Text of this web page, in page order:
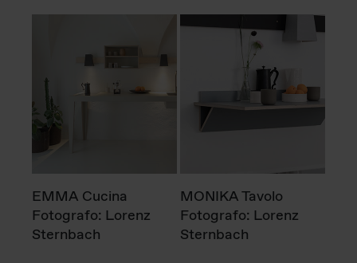
EMMA Cucina
Fotografo: Lorenz
Sternbach
MONIKA Tavolo
Fotografo: Lorenz
Sternbach